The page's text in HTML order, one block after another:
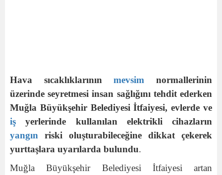
Hava sıcaklıklarınınmevsim normallerinin
üzerinde seyretmesi insan sağlığını tehdit ederken
Muğla Büyükşehir Belediyesi İtfaiyesi, evlerde ve
iş yerlerinde kullanılan elektrikli cihazların
yangın riski oluşturabileceğine dikkat çekerek
yurttaşlara uyarılarda bulundu.
Muğla Büyükşehir Belediyesi İtfaiyesi artan